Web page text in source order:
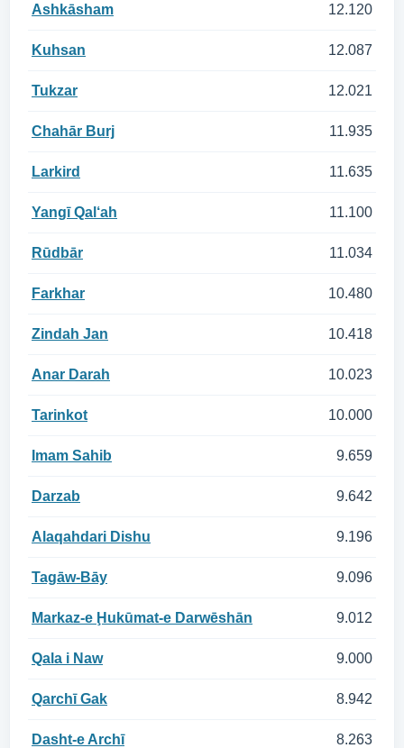
Ashkāsham 12.120
Kuhsan 12.087
Tukzar 12.021
Chahār Burj 11.935
Larkird 11.635
Yangī Qal‘ah 11.100
Rūdbār 11.034
Farkhar 10.480
Zindah Jan 10.418
Anar Darah 10.023
Tarinkot 10.000
Imam Sahib 9.659
Darzab 9.642
Alaqahdari Dishu 9.196
Tagāw-Bāy 9.096
Markaz-e Ḩukūmat-e Darwēshān 9.012
Qala i Naw 9.000
Qarchī Gak 8.942
Dasht-e Archī 8.263